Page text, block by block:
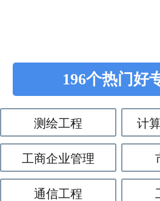
196个热门好
测绘工程 计
工商企业管理
通信工程